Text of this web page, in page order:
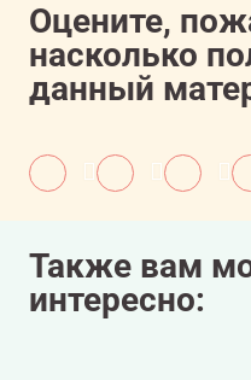
Оцените,
насколько
данный
Также вам
интересно: